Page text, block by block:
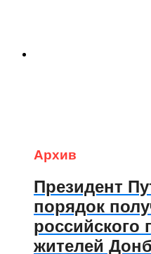
Архив
Президент
порядок
российского
жителей